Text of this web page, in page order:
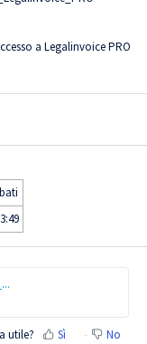
a Legalinvoice PRO
utile? Sì No